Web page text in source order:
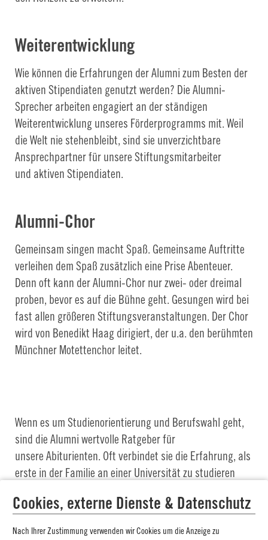
Weiterentwicklung
Wie können die Erfahrungen der Alumni zum Besten der
aktiven Stipendiaten genutzt werden? Die Alumni-
Sprecher arbeiten engagiert an der ständigen
Weiterentwicklung unseres Förderprogramms mit. Weil
die Welt nie stehenbleibt, sind sie unverzichtbare
Ansprechpartner für unsere Stiftungsmitarbeiter
und aktiven Stipendiaten.
Alumni-Chor
Gemeinsam singen macht Spaß. Gemeinsame Auftritte
verleihen dem Spaß zusätzlich eine Prise Abenteuer.
Denn oft kann der Alumni-Chor nur zwei- oder dreimal
proben, bevor es auf die Bühne geht. Gesungen wird bei
fast allen größeren Stiftungsveranstaltungen. Der Chor
wird von Benedikt Haag dirigiert, der u.a. den berühmten
Münchner Motettenchor leitet.
Wenn es um Studienorientierung und Berufswahl geht,
sind die Alumni wertvolle Ratgeber für
unsere Abiturienten. Oft verbindet sie die Erfahrung, als
erste in der Familie an einer Universität zu studieren
müssen.
Dank unserer Kooperation mit der Deutschen
Cookies, externe Dienste & Datenschutz
Nach Ihrer Zustimmung verwenden wir Cookies um die Anzeige zu